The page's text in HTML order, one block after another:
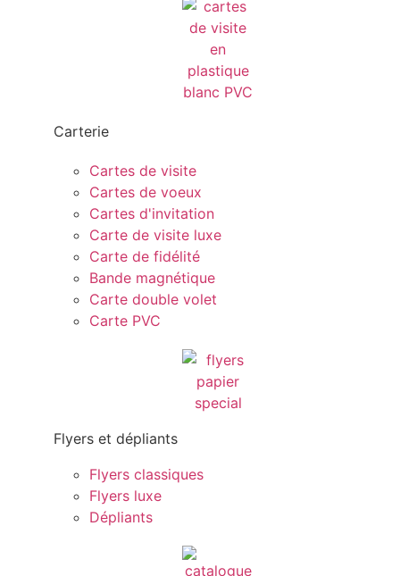
Carterie
Cartes de visite
Cartes de voeux
Cartes d'invitation
Carte de visite luxe
Carte de fidélité
Bande magnétique
Carte double volet
Carte PVC
Flyers et dépliants
Flyers classiques
Flyers luxe
Dépliants